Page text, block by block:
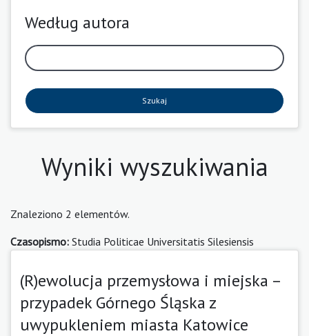
Według autora
Szukaj
Wyniki wyszukiwania
Znaleziono 2 elementów.
Czasopismo: Studia Politicae Universitatis Silesiensis
(R)ewolucja przemysłowa i miejska –
przypadek Górnego Śląska z
uwypukleniem miasta Katowice